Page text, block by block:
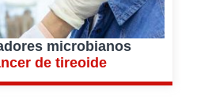
microbianos
de tireoide